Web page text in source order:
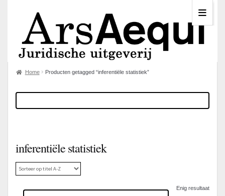
Home Producten getagged “inferentiële statistiek”
inferentiële statistiek
Enig resultaat